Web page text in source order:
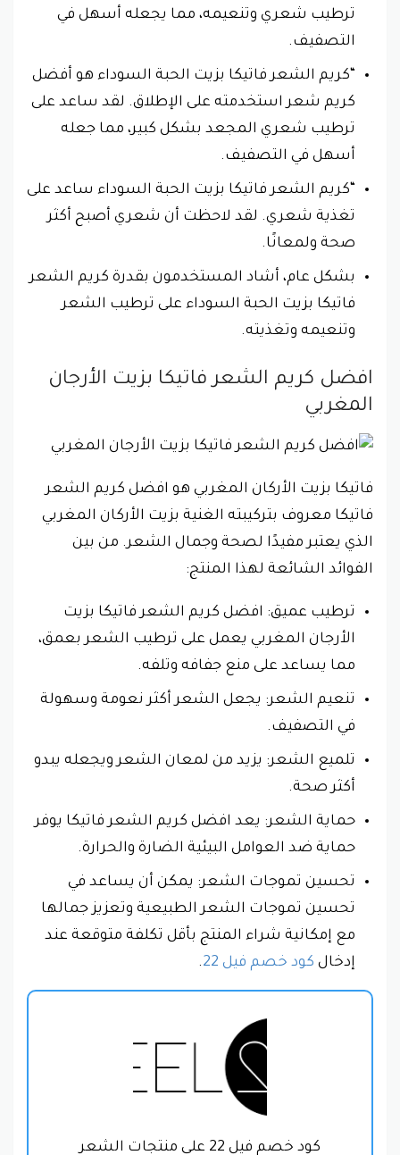
ترطيب شعري وتنعيمه، مما يجعله أسهل في
التصفيف.
“كريم الشعر فاتيكا بزيت الحبة السوداء هو أفضل
كريم شعر استخدمته على الإطلاق. لقد ساعد على
ترطيب شعري المجعد بشكل كبير، مما جعله
أسهل في التصفيف.
“كريم الشعر فاتيكا بزيت الحبة السوداء ساعد على
تغذية شعري. لقد لاحظت أن شعري أصبح أكثر
صحة ولمعانًا.
بشكل عام، أشاد المستخدمون بقدرة كريم الشعر
فاتيكا بزيت الحبة السوداء على ترطيب الشعر
وتنعيمه وتغذيته.
افضل كريم الشعر فاتيكا بزيت الأرجان
المغربي
فاتيكا بزيت الأركان المغربي هو افضل كريم الشعر
فاتيكا معروف بتركيبته الغنية بزيت الأركان المغربي
الذي يعتبر مفيدًا لصحة وجمال الشعر. من بين
الفوائد الشائعة لهذا المنتج:
ترطيب عميق: افضل كريم الشعر فاتيكا بزيت
الأرجان المغربي يعمل على ترطيب الشعر بعمق،
مما يساعد على منع جفافه وتلفه.
تنعيم الشعر: يجعل الشعر أكثر نعومة وسهولة
في التصفيف.
تلميع الشعر: يزيد من لمعان الشعر ويجعله يبدو
أكثر صحة.
حماية الشعر: يعد افضل كريم الشعر فاتيكا يوفر
حماية ضد العوامل البيئية الضارة والحرارة.
تحسين تموجات الشعر: يمكن أن يساعد في
تحسين تموجات الشعر الطبيعية وتعزيز جمالها
مع إمكانية شراء المنتج بأقل تكلفة متوقعة عند
إدخال كود خصم فيل 22 .
كود خصم فيل 22 على منتجات الشعر